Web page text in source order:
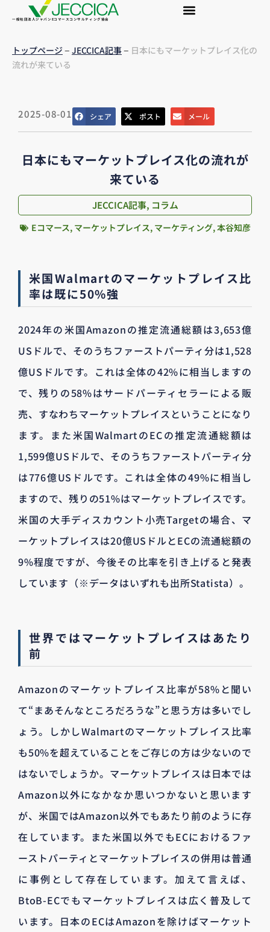
一般社団法人ジャパンEコマースコンサルティング協会
トップページ– JECCICA記事– 日本にもマーケットプレイス化の
流れが来ている
2025-08-01 シェア ポスト メール
日本にもマーケットプレイス化の流れが
来ている
JECCICA記事, コラム
Eコマース, マーケットプレイス, マーケティング,本谷知彦
米国Walmartのマーケットプレイス比
率は既に50%強
2024年の米国Amazonの推定流通総額は3,653億
USドルで、そのうちファーストパーティ分は1,528
億USドルです。これは全体の42%に相当しますの
で、残りの58%はサードパーティセラーによる販
売、すなわちマーケットプレイスということになり
ます。また米国WalmartのECの推定流通総額は
1,599億USドルで、そのうちファーストパーティ分
は776億USドルです。これは全体の49%に相当し
ますので、残りの51%はマーケットプレイスです。
米国の大手ディスカウント小売Targetの場合、マ
ーケットプレイスは20億USドルとECの流通総額の
9%程度ですが、今後その比率を引き上げると発表
しています（※データはいずれも出所Statista）。
世界ではマーケットプレイスはあたり
前
Amazonのマーケットプレイス比率が58%と聞い
て“まあそんなところだろうな”と思う方は多いでし
ょう。しかしWalmartのマーケットプレイス比率
も50%を超えていることをご存じの方は少ないので
はないでしょうか。マーケットプレイスは日本では
Amazon以外になかなか思いつかないと思います
が、米国ではAmazon以外でもあたり前のように存
在しています。また米国以外でもECにおけるファ
ーストパーティとマーケットプレイスの併用は普通
に事例として存在しています。加えて言えば、
BtoB-ECでもマーケットプレイスは広く普及して
います。日本のECはAmazonを除けばマーケット